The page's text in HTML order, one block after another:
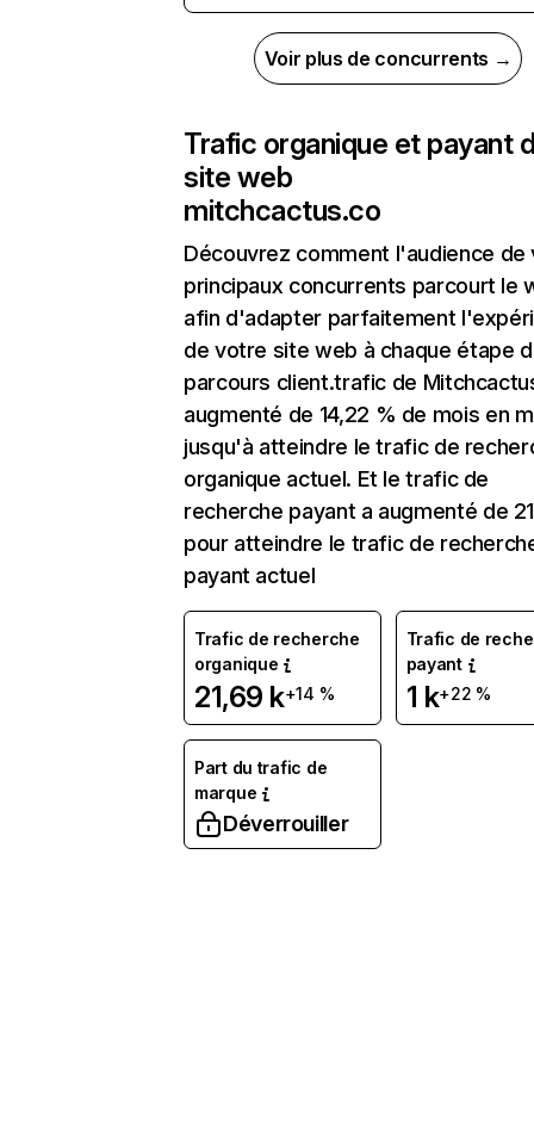
Voir plus de concurrents →
Trafic organique et payant
site web
mitchcactus.co
Découvrez comment l'audience de
principaux concurrents parcourt le
afin d'adapter parfaitement
de votre site web à chaque étape
parcours client.trafic de
augmenté de 14,22 % de mois en
jusqu'à atteindre le trafic de
organique actuel. Et le trafic de
recherche payant a augmenté de
pour atteindre le trafic de
payant actuel
Trafic de recherche
organique
21,69 k+14 %
Trafic de
payant
1 k+22 %
Part du trafic de
marque
Déverrouiller